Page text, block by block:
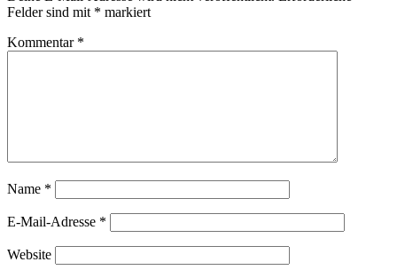
Felder sind mit * markiert
Kommentar *
Name *
E-Mail-Adresse *
Website